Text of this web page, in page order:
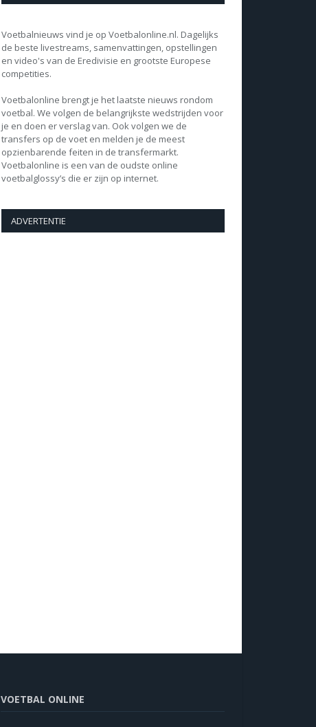
Voetbalnieuws vind je op Voetbalonline.nl. Dagelijks
de beste livestreams, samenvattingen, opstellingen
en video's van de Eredivisie en grootste Europese
competities.
Voetbalonline brengt je het laatste nieuws rondom
voetbal. We volgen de belangrijkste wedstrijden voor
je en doen er verslag van. Ook volgen we de
transfers op de voet en melden je de meest
opzienbarende feiten in de transfermarkt.
Voetbalonline is een van de oudste online
voetbalglossy’s die er zijn op internet.
ADVERTENTIE
VOETBAL ONLINE